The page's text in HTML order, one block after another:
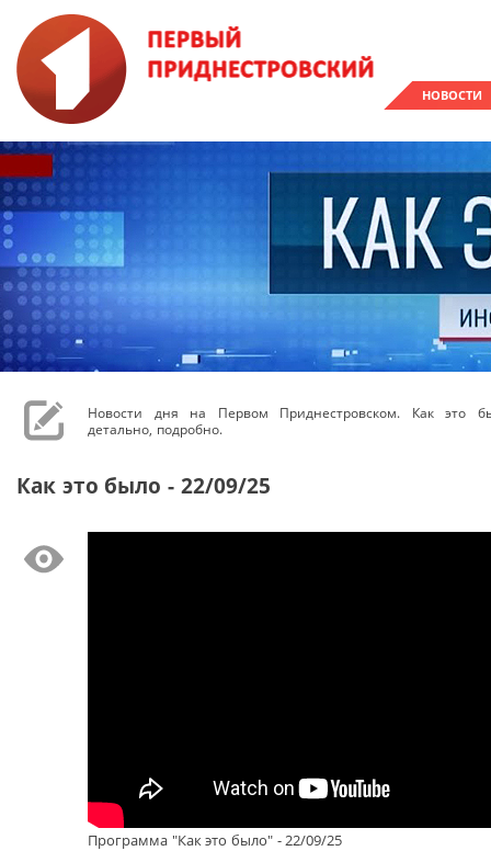
НОВОСТИ
Новости дня на Первом Приднестровском. Как это
детально, подробно.
Как это было - 22/09/25
Программа "Как это было" - 22/09/25